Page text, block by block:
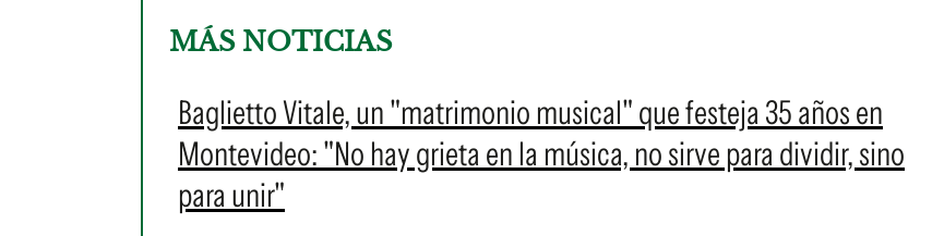
MÁS NOTICIAS
Baglietto Vitale, un "matrimonio musical" que festeja 35 años en
Montevideo: "No hay grieta en la música, no sirve para dividir, sino
para unir"